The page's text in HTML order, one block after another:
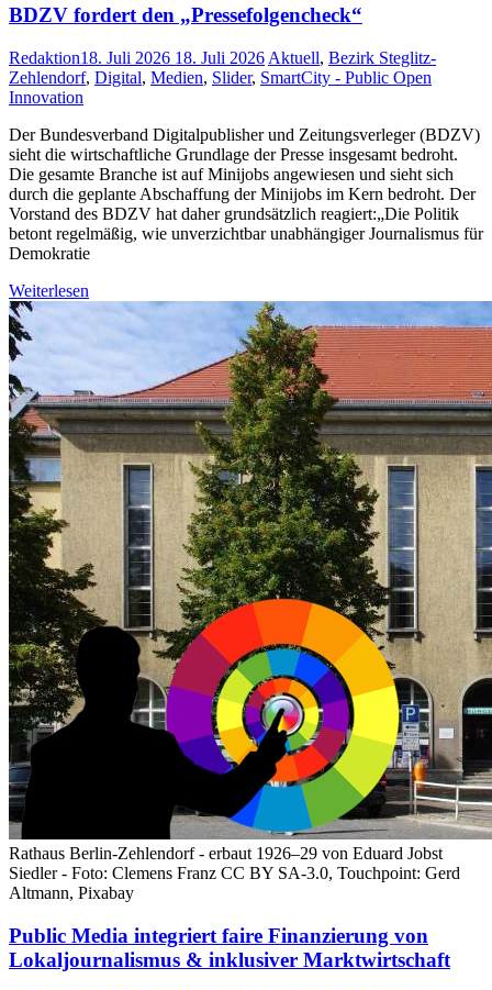
BDZV fordert den „Pressefolgencheck“
Redaktion18. Juli 2026 18. Juli 2026 Aktuell, Bezirk Steglitz-
Zehlendorf, Digital, Medien, Slider, SmartCity - Public Open
Innovation
Der Bundesverband Digitalpublisher und Zeitungsverleger (BDZV)
sieht die wirtschaftliche Grundlage der Presse insgesamt bedroht.
Die gesamte Branche ist auf Minijobs angewiesen und sieht sich
durch die geplante Abschaffung der Minijobs im Kern bedroht. Der
Vorstand des BDZV hat daher grundsätzlich reagiert:„Die Politik
betont regelmäßig, wie unverzichtbar unabhängiger Journalismus für
Demokratie
Weiterlesen
Rathaus Berlin-Zehlendorf - erbaut 1926–29 von Eduard Jobst
Siedler - Foto: Clemens Franz CC BY SA-3.0, Touchpoint: Gerd
Altmann, Pixabay
Public Media integriert faire Finanzierung von
Lokaljournalismus & inklusiver Marktwirtschaft